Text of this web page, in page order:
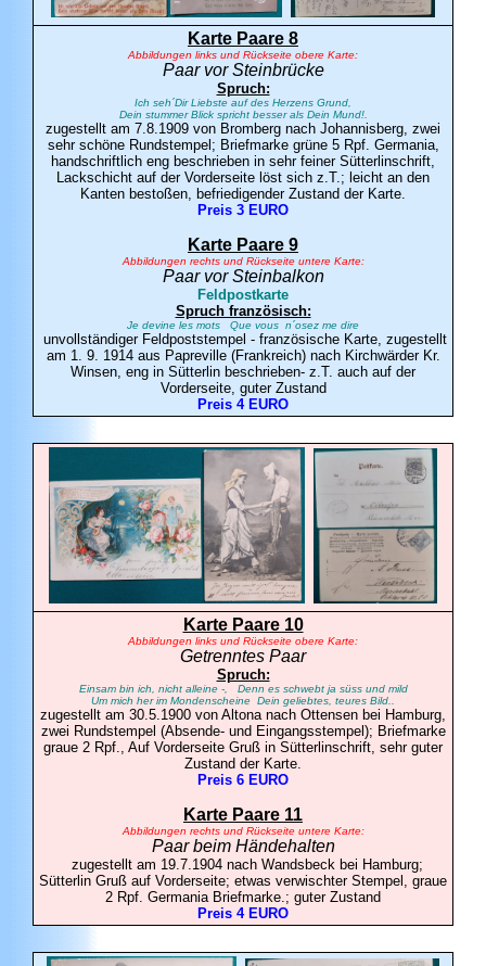
Karte Paare 8
Abbildungen links und Rückseite obere Karte:
Paar vor Steinbrücke
Spruch:
Ich seh´Dir Liebste auf des Herzens Grund,
Dein stummer Blick spricht besser als Dein Mund!.
zugestellt am 7.8.1909 von Bromberg nach Johannisberg, zwei
sehr schöne Rundstempel; Briefmarke grüne 5 Rpf. Germania,
handschriftlich eng beschrieben in sehr feiner Sütterlinschrift,
Lackschicht auf der Vorderseite löst sich z.T.; leicht an den
Kanten bestoßen, befriedigender Zustand der Karte.
Preis 3 EURO
Karte Paare 9
Abbildungen rechts und Rückseite untere Karte:
Paar vor Steinbalkon
Feldpostkarte
Spruch französisch:
Je devine les mots Que vous n´osez me dire
unvollständiger Feldpoststempel - französische Karte, zugestellt
am 1. 9. 1914 aus Papreville (Frankreich) nach Kirchwärder Kr.
Winsen, eng in Sütterlin beschrieben- z.T. auch auf der
Vorderseite, guter Zustand
Preis 4 EURO
Karte Paare 10
Abbildungen links und Rückseite obere Karte:
Getrenntes Paar
Spruch:
Einsam bin ich, nicht alleine -, Denn es schwebt ja süss und mild
Um mich her im Mondenscheine Dein geliebtes, teures Bild..
zugestellt am 30.5.1900 von Altona nach Ottensen bei Hamburg,
zwei Rundstempel (Absende- und Eingangsstempel); Briefmarke
graue 2 Rpf., Auf Vorderseite Gruß in Sütterlinschrift, sehr guter
Zustand der Karte.
Preis 6 EURO
Karte Paare 11
Abbildungen rechts und Rückseite untere Karte:
Paar beim Händehalten
zugestellt am 19.7.1904 nach Wandsbeck bei Hamburg;
Sütterlin Gruß auf Vorderseite; etwas verwischter Stempel, graue
2 Rpf. Germania Briefmarke.; guter Zustand
Preis 4 EURO